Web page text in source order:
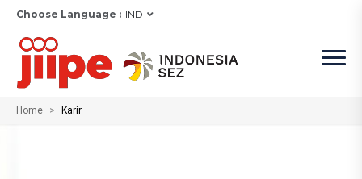
Choose Language : IND
Home Karir